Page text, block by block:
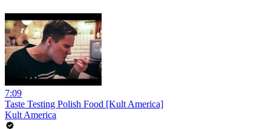
7:09
Taste Testing Polish Food [Kult America]
Kult America